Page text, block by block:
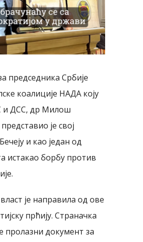
председника Србије
коалиције НАДА коју
и ДСС, др Милош
је свој
и као један од
истакао борбу против
је направила од ове
прћију. Страначка
пролазни документ за